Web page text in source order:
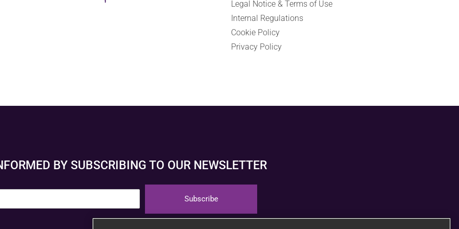
Legal Notice & Terms of Use
Internal Regulations
Cookie Policy
Privacy Policy
BY SUBSCRIBING TO OUR NEWSLETTER
Subscribe